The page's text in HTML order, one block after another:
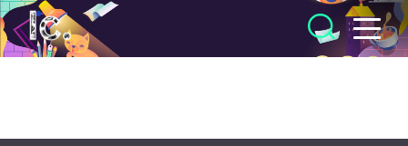
Illustratörcentrum